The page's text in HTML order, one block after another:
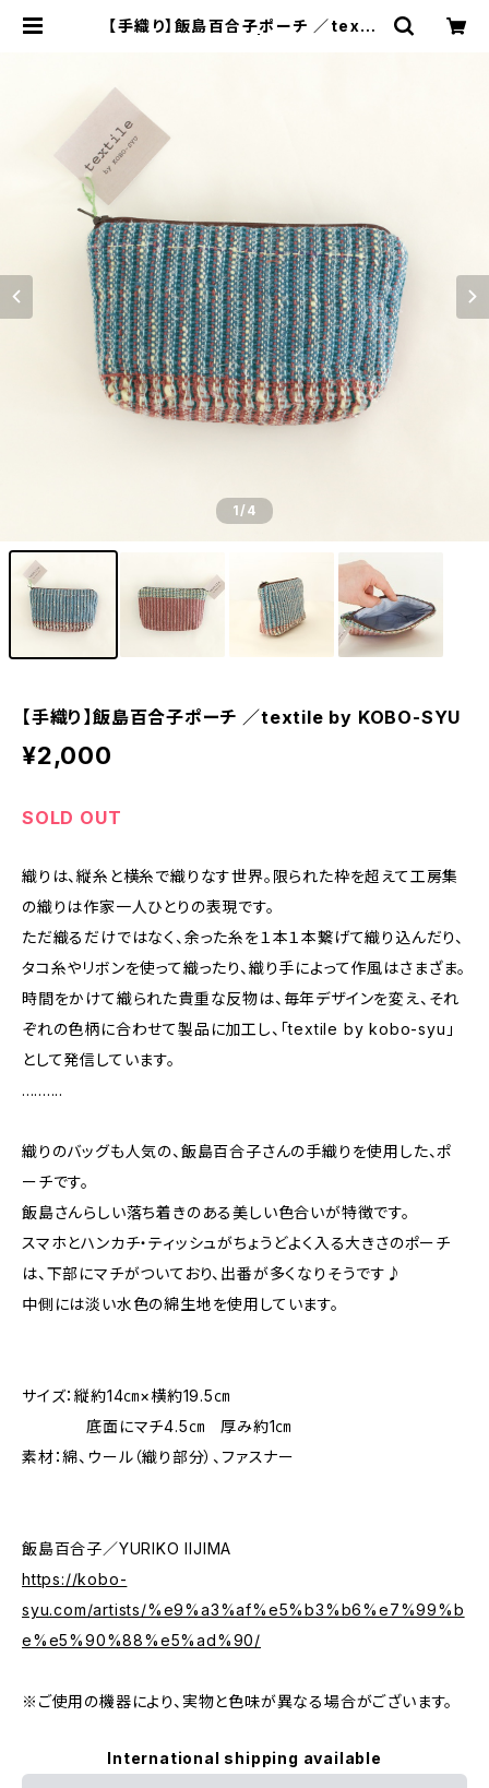
【手織り】飯島百合子ポーチ ／textil
1/4
【手織り】飯島百合子ポーチ ／textile by KOBO-SYU
¥2,000
SOLD OUT
織りは、縦糸と横糸で織りなす世界。限られた枠を超えて工房集
の織りは作家一人ひとりの表現です。
ただ織るだけではなく、余った糸を１本１本繋げて織り込んだり、
タコ糸やリボンを使って織ったり、織り手によって作風はさまざま。
時間をかけて織られた貴重な反物は、毎年デザインを変え、それ
ぞれの色柄に合わせて製品に加工し、「textile by kobo-syu」
として発信しています。
..........
織りのバッグも人気の、飯島百合子さんの手織りを使用した、ポ
ーチです。
飯島さんらしい落ち着きのある美しい色合いが特徴です。
スマホとハンカチ・ティッシュがちょうどよく入る大きさのポーチ
は、下部にマチがついており、出番が多くなりそうです♪
中側には淡い水色の綿生地を使用しています。
サイズ：縦約14㎝×横約19.5㎝
底面にマチ4.5㎝ 厚み約1㎝
素材：綿、ウール（織り部分）、ファスナー
飯島百合子／YURIKO IIJIMA
https://kobo-
syu.com/artists/%e9%a3%af%e5%b3%b6%e7%99%b
e%e5%90%88%e5%ad%90/
※ご使用の機器により、実物と色味が異なる場合がございます。
International shipping available